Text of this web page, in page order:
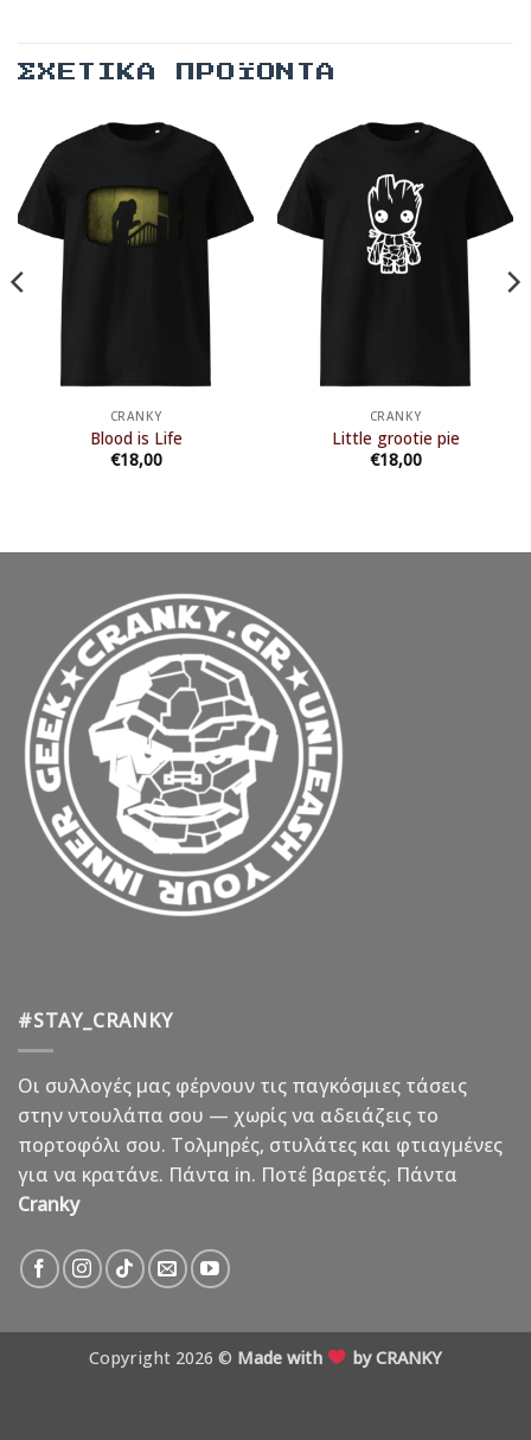
ΣΧΕΤΙΚΆ ΠΡΟΪΌΝΤΑ
CRANKY
Blood is Life
€18,00
CRANKY
Little grootie pie
€18,00
#STAY_CRANKY
Οι συλλογές μας φέρνουν τις παγκόσμιες τάσεις
στην ντουλάπα σου — χωρίς να αδειάζεις το
πορτοφόλι σου. Τολμηρές, στυλάτες και φτιαγμένες
για να κρατάνε. Πάντα in. Ποτέ βαρετές. Πάντα
Cranky
Copyright 2026 © Made with by CRANKY